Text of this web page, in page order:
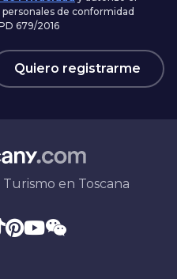
de conformidad
679/2016
Quiero registrarme
en Toscana